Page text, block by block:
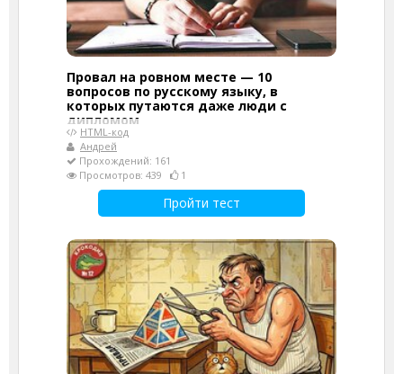
Провал на ровном месте — 10
вопросов по русскому языку, в
которых путаются даже люди с
дипломом
HTML-код
Андрей
Прохождений: 161
Просмотров: 439
1
Пройти тест